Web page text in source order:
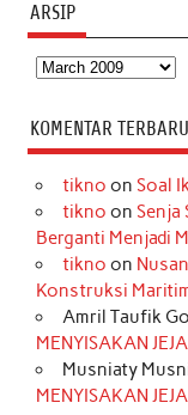
ARSIP
Arsip
KOMENTAR TERBARU
tikno on Soal
tikno on Senja
Berganti Menjadi
tikno on
Konstruksi
Amril Taufik
MENYISAKAN
Musniaty
MENYISAKAN